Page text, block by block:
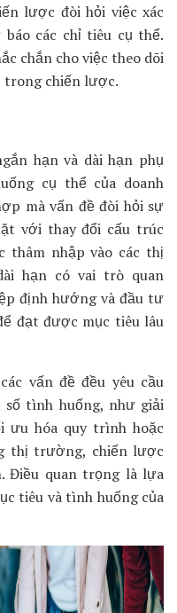
lược đòi hỏi việc xác
các chỉ tiêu cụ thể.
chắn cho việc theo dõi
trong chiến lược.
hạn và dài hạn phụ
cụ thể của doanh
mà vấn đề đòi hỏi sự
với thay đổi cấu trúc
thâm nhập vào các thị
hạn có vai trò quan
định hướng và đầu tư
đạt được mục tiêu lâu
vấn đề đều yêu cầu
tình huống, như giải
ưu hóa quy trình hoặc
thị trường, chiến lược
Điều quan trọng là lựa
tiêu và tình huống của